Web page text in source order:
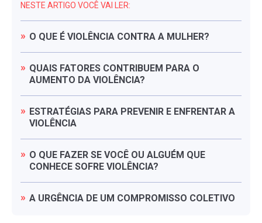
NESTE ARTIGO VOCÊ VAI LER:
O QUE É VIOLÊNCIA CONTRA A MULHER?
QUAIS FATORES CONTRIBUEM PARA O
AUMENTO DA VIOLÊNCIA?
ESTRATÉGIAS PARA PREVENIR E ENFRENTAR A
VIOLÊNCIA
O QUE FAZER SE VOCÊ OU ALGUÉM QUE
CONHECE SOFRE VIOLÊNCIA?
A URGÊNCIA DE UM COMPROMISSO COLETIVO